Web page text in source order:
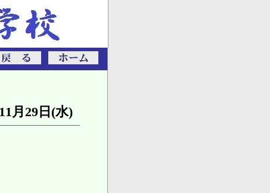
月29日(水)